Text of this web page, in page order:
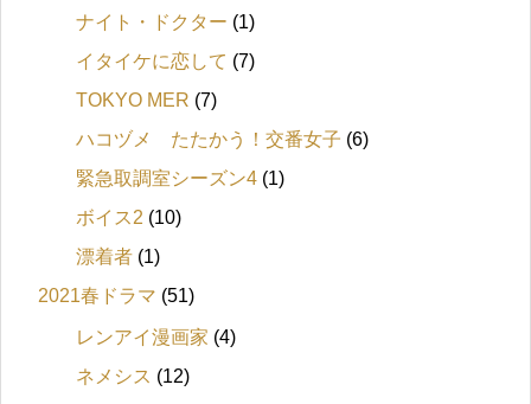
ナイト・ドクター (1)
イタイケに恋して (7)
TOKYO MER (7)
ハコヅメ たたかう！交番女子 (6)
緊急取調室シーズン4 (1)
ボイス2 (10)
漂着者 (1)
2021春ドラマ (51)
レンアイ漫画家 (4)
ネメシス (12)